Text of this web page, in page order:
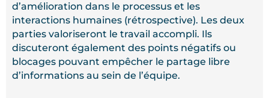
d’amélioration dans le processus et les
interactions humaines (rétrospective). Les deux
parties valoriseront le travail accompli. Ils
discuteront également des points négatifs ou
blocages pouvant empêcher le partage libre
d’informations au sein de l’équipe.